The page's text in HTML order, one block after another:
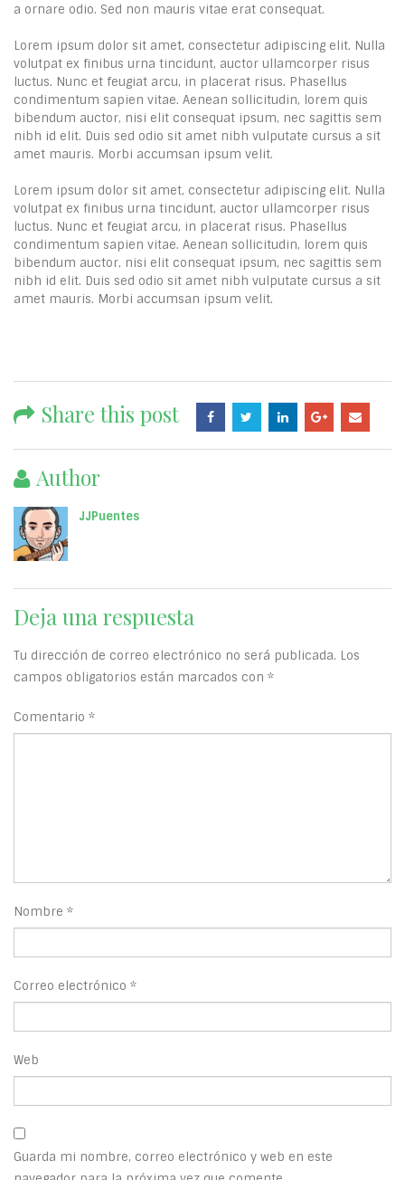
a ornare odio. Sed non mauris vitae erat consequat.
Lorem ipsum dolor sit amet, consectetur adipiscing elit. Nulla
volutpat ex finibus urna tincidunt, auctor ullamcorper risus
luctus. Nunc et feugiat arcu, in placerat risus. Phasellus
condimentum sapien vitae. Aenean sollicitudin, lorem quis
bibendum auctor, nisi elit consequat ipsum, nec sagittis sem
nibh id elit. Duis sed odio sit amet nibh vulputate cursus a sit
amet mauris. Morbi accumsan ipsum velit.
Lorem ipsum dolor sit amet, consectetur adipiscing elit. Nulla
volutpat ex finibus urna tincidunt, auctor ullamcorper risus
luctus. Nunc et feugiat arcu, in placerat risus. Phasellus
condimentum sapien vitae. Aenean sollicitudin, lorem quis
bibendum auctor, nisi elit consequat ipsum, nec sagittis sem
nibh id elit. Duis sed odio sit amet nibh vulputate cursus a sit
amet mauris. Morbi accumsan ipsum velit.
Share this post
Author
JJPuentes
Deja una respuesta
Tu dirección de correo electrónico no será publicada. Los
campos obligatorios están marcados con *
Comentario *
Nombre *
Correo electrónico *
Web
Guarda mi nombre, correo electrónico y web en este